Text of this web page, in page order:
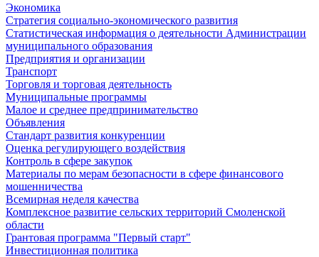
Экономика
Стратегия социально-экономического развития
Статистическая информация о деятельности Администрации
муниципального образования
Предприятия и организации
Транспорт
Торговля и торговая деятельность
Муниципальные программы
Малое и среднее предпринимательство
Объявления
Стандарт развития конкуренции
Оценка регулирующего воздействия
Контроль в сфере закупок
Материалы по мерам безопасности в сфере финансового
мошенничества
Всемирная неделя качества
Комплексное развитие сельских территорий Смоленской
области
Грантовая программа "Первый старт"
Инвестиционная политика